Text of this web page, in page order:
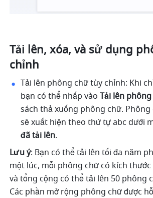
Tải lên, xóa, và sử dụng
chỉnh
Tải lên phông chữ tùy chỉnh: Khi
bạn có thể nhấp vào Tải lên
sách thả xuống phông chữ.
sẽ xuất hiện theo thứ tự abc dưới
đã tải lên.
Lưu ý: Bạn có thể tải lên tối đa năm
một lúc, mỗi phông chữ có kích thước
và tổng cộng có thể tải lên 50 phông
Các phần mở rộng phông chữ được